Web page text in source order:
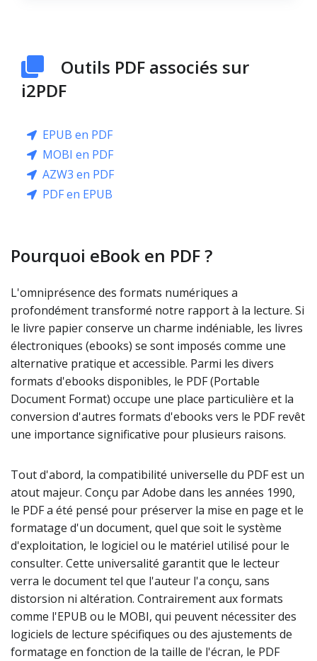
Outils PDF associés sur
i2PDF
EPUB en PDF
MOBI en PDF
AZW3 en PDF
PDF en EPUB
Pourquoi eBook en PDF ?
L'omniprésence des formats numériques a
profondément transformé notre rapport à la lecture. Si
le livre papier conserve un charme indéniable, les livres
électroniques (ebooks) se sont imposés comme une
alternative pratique et accessible. Parmi les divers
formats d'ebooks disponibles, le PDF (Portable
Document Format) occupe une place particulière et la
conversion d'autres formats d'ebooks vers le PDF revêt
une importance significative pour plusieurs raisons.
Tout d'abord, la compatibilité universelle du PDF est un
atout majeur. Conçu par Adobe dans les années 1990,
le PDF a été pensé pour préserver la mise en page et le
formatage d'un document, quel que soit le système
d'exploitation, le logiciel ou le matériel utilisé pour le
consulter. Cette universalité garantit que le lecteur
verra le document tel que l'auteur l'a conçu, sans
distorsion ni altération. Contrairement aux formats
comme l'EPUB ou le MOBI, qui peuvent nécessiter des
logiciels de lecture spécifiques ou des ajustements de
formatage en fonction de la taille de l'écran, le PDF